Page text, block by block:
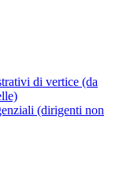
di vertice (da
(dirigenti non